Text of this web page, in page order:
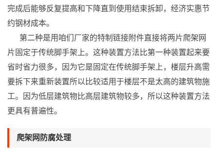
完成后能够反复提高和下降直到使用结束拆卸，经济实惠节
约钢材成本。
第二种是用咱们厂家的特制链接附件直接将两片爬架网
片固定于传统脚手架上。这种装置方法比第一种装置起来要
省时省力很多，因为它是固定在传统脚手架上，楼层升高需
要拆下来重新装置所以比较适用于楼层不是太高的建筑物施
工。因为低层建筑物比高层建筑物较多，所以这种装置方法
更具有普遍性。
爬架网防腐处理